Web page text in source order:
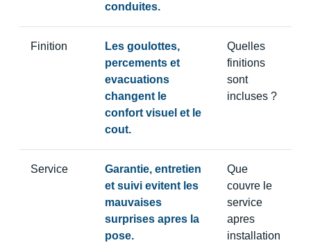
conduites.
Finition
Les goulottes,
percements et
evacuations
changent le
confort visuel et le
cout.
Quelles
finitions
sont
incluses ?
Service
Garantie, entretien
et suivi evitent les
mauvaises
surprises apres la
pose.
Que
couvre le
service
apres
installation